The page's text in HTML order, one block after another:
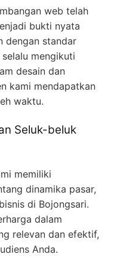
web telah
bukti nyata
dengan standar
mengikuti
desain dan
kami mendapatkan
waktu.
Seluk-beluk
memiliki
dinamika pasar,
di Bojongsari.
dalam
relevan dan efektif,
Anda.